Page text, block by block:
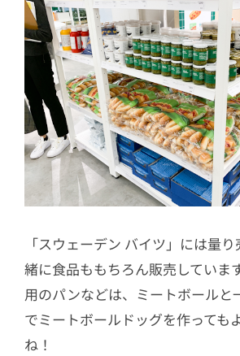
「スウェーデン バイツ」には量
緒に食品ももちろん販売していま
用のパンなどは、ミートボールと
でミートボールドッグを作っても
ね！